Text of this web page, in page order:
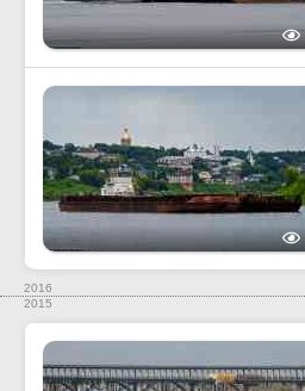
2016
2015